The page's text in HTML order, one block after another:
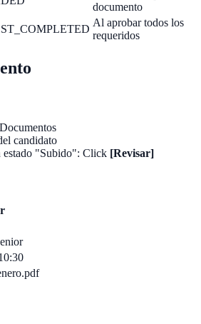
documento
Al aprobar todos los
requeridos
candidato
estado "Subido": Click [Revisar]